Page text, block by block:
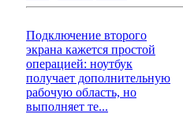
Подключение второго
экрана кажется простой
операцией: ноутбук
получает дополнительную
рабочую область, но
выполняет те...